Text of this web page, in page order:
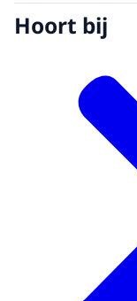
Hoort bij